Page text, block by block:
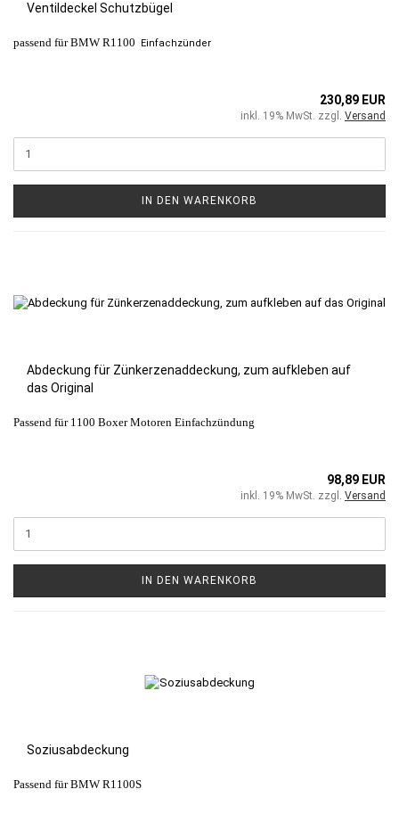
Ventildeckel Schutzbügel
passend für BMW R1100 Einfachzünder
230,89 EUR
inkl. 19% MwSt. zzgl. Versand
IN DEN WARENKORB
Abdeckung für Zünkerzenaddeckung, zum aufkleben auf
das Original
Passend für 1100 Boxer Motoren Einfachzündung
98,89 EUR
inkl. 19% MwSt. zzgl. Versand
IN DEN WARENKORB
Soziusabdeckung
Passend für BMW R1100S